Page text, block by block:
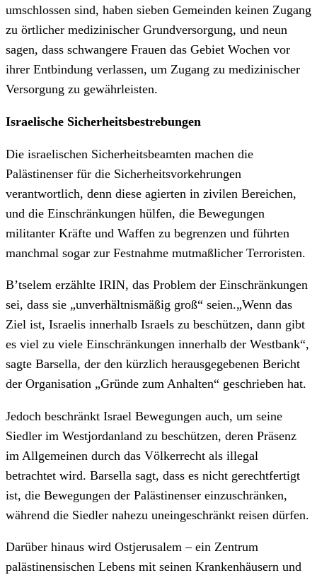
umschlossen sind, haben sieben Gemeinden keinen Zugang
zu örtlicher medizinischer Grundversorgung, und neun
sagen, dass schwangere Frauen das Gebiet Wochen vor
ihrer Entbindung verlassen, um Zugang zu medizinischer
Versorgung zu gewährleisten.
Israelische Sicherheitsbestrebungen
Die israelischen Sicherheitsbeamten machen die
Palästinenser für die Sicherheitsvorkehrungen
verantwortlich, denn diese agierten in zivilen Bereichen,
und die Einschränkungen hülfen, die Bewegungen
militanter Kräfte und Waffen zu begrenzen und führten
manchmal sogar zur Festnahme mutmaßlicher Terroristen.
B’tselem erzählte IRIN, das Problem der Einschränkungen
sei, dass sie „unverhältnismäßig groß“ seien.„Wenn das
Ziel ist, Israelis innerhalb Israels zu beschützen, dann gibt
es viel zu viele Einschränkungen innerhalb der Westbank“,
sagte Barsella, der den kürzlich herausgegebenen Bericht
der Organisation „Gründe zum Anhalten“ geschrieben hat.
Jedoch beschränkt Israel Bewegungen auch, um seine
Siedler im Westjordanland zu beschützen, deren Präsenz
im Allgemeinen durch das Völkerrecht als illegal
betrachtet wird. Barsella sagt, dass es nicht gerechtfertigt
ist, die Bewegungen der Palästinenser einzuschränken,
während die Siedler nahezu uneingeschränkt reisen dürfen.
Darüber hinaus wird Ostjerusalem – ein Zentrum
palästinensischen Lebens mit seinen Krankenhäusern und